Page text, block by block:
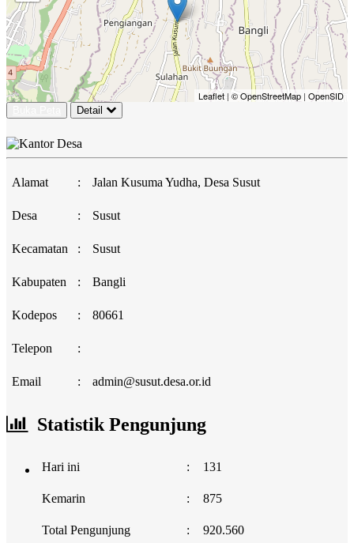
Leaflet |© OpenStreetMap | OpenSID
Detail
Alamat : Jalan Kusuma Yudha, Desa Susut
Desa : Susut
Kecamatan : Susut
Kabupaten : Bangli
Kodepos : 80661
Telepon :
Email : admin@susut.desa.or.id
Statistik Pengunjung
Hari ini : 131
Kemarin : 875
Total Pengunjung : 920.560